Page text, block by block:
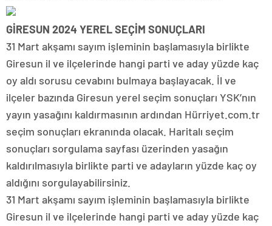
GİRESUN 2024 YEREL SEÇİM SONUÇLARI
31 Mart akşamı sayım işleminin başlamasıyla birlikte
Giresun il ve ilçelerinde hangi parti ve aday yüzde kaç
oy aldı sorusu cevabını bulmaya başlayacak. İl ve
ilçeler bazında Giresun yerel seçim sonuçları YSK’nın
yayın yasağını kaldırmasının ardından Hürriyet.com.tr
seçim sonuçları ekranında olacak. Haritalı seçim
sonuçları sorgulama sayfası üzerinden yasağın
kaldırılmasıyla birlikte parti ve adayların yüzde kaç oy
aldığını sorgulayabilirsiniz.
31 Mart akşamı sayım işleminin başlamasıyla birlikte
Giresun il ve ilçelerinde hangi parti ve aday yüzde kaç